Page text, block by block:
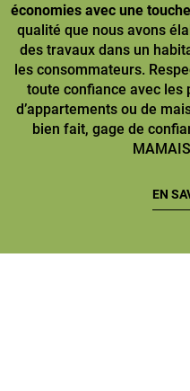
économies avec une
qualité que nous avons
des travaux dans un
les consommateurs.
toute confiance avec
d’appartements ou de
bien fait, gage de
EN